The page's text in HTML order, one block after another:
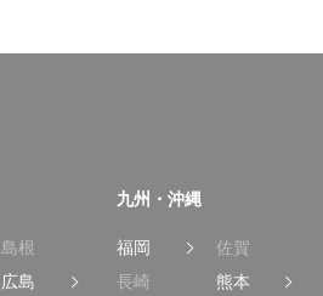
島根
広島
九州・沖縄
福岡
佐賀
長崎
熊本